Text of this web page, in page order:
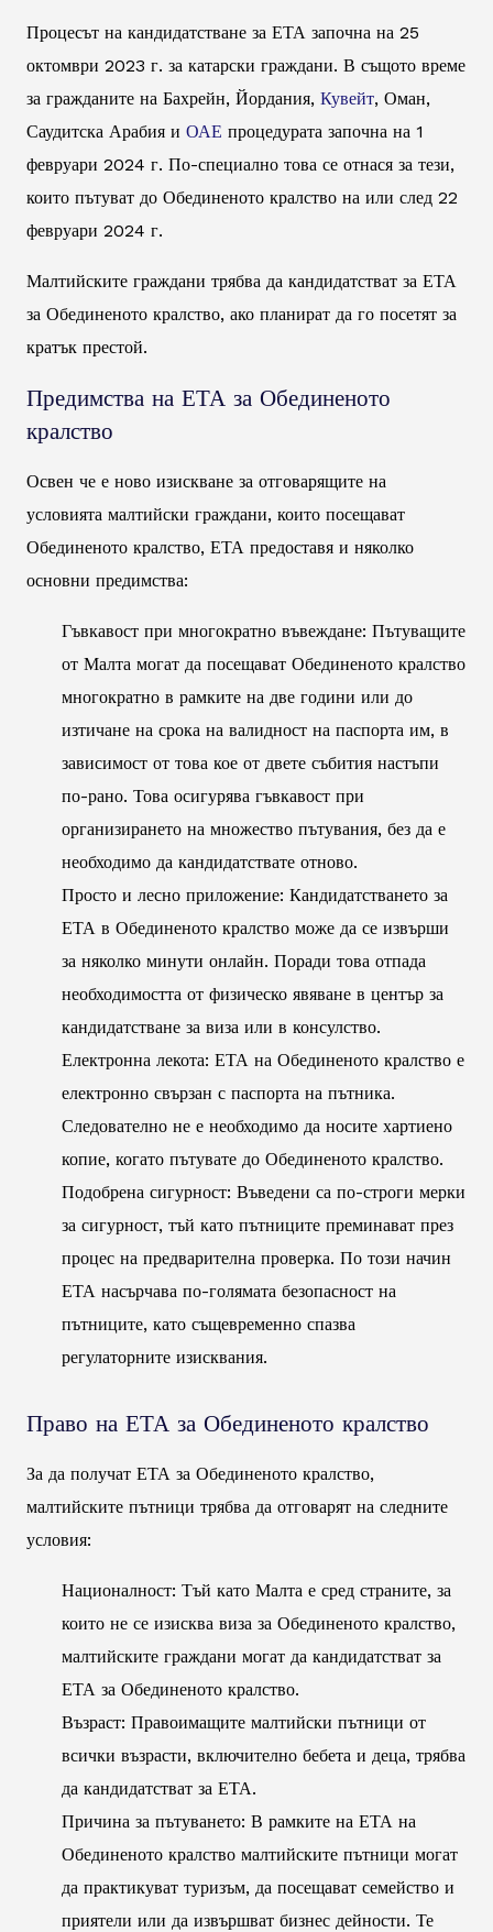
Процесът на кандидатстване за ЕТА започна на 25
октомври 2023 г. за катарски граждани. В същото време
за гражданите на Бахрейн, Йордания, Кувейт, Оман,
Саудитска Арабия и ОАЕ процедурата започна на 1
февруари 2024 г. По-специално това се отнася за тези,
които пътуват до Обединеното кралство на или след 22
февруари 2024 г.
Малтийските граждани трябва да кандидатстват за ЕТА
за Обединеното кралство, ако планират да го посетят за
кратък престой.
Предимства на ЕТА за Обединеното
кралство
Освен че е ново изискване за отговарящите на
условията малтийски граждани, които посещават
Обединеното кралство, ЕТА предоставя и няколко
основни предимства:
Гъвкавост при многократно въвеждане: Пътуващите
от Малта могат да посещават Обединеното кралство
многократно в рамките на две години или до
изтичане на срока на валидност на паспорта им, в
зависимост от това кое от двете събития настъпи
по-рано. Това осигурява гъвкавост при
организирането на множество пътувания, без да е
необходимо да кандидатствате отново.
Просто и лесно приложение: Кандидатстването за
ЕТА в Обединеното кралство може да се извърши
за няколко минути онлайн. Поради това отпада
необходимостта от физическо явяване в център за
кандидатстване за виза или в консулство.
Електронна лекота: ЕТА на Обединеното кралство е
електронно свързан с паспорта на пътника.
Следователно не е необходимо да носите хартиено
копие, когато пътувате до Обединеното кралство.
Подобрена сигурност: Въведени са по-строги мерки
за сигурност, тъй като пътниците преминават през
процес на предварителна проверка. По този начин
ЕТА насърчава по-голямата безопасност на
пътниците, като същевременно спазва
регулаторните изисквания.
Право на ЕТА за Обединеното кралство
За да получат ЕТА за Обединеното кралство,
малтийските пътници трябва да отговарят на следните
условия:
Националност: Тъй като Малта е сред страните, за
които не се изисква виза за Обединеното кралство,
малтийските граждани могат да кандидатстват за
ЕТА за Обединеното кралство.
Възраст: Правоимащите малтийски пътници от
всички възрасти, включително бебета и деца, трябва
да кандидатстват за ЕТА.
Причина за пътуването: В рамките на ЕТА на
Обединеното кралство малтийските пътници могат
да практикуват туризъм, да посещават семейство и
приятели или да извършват бизнес дейности. Те